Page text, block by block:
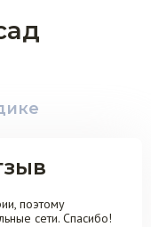
поэтому
сети. Спасибо!